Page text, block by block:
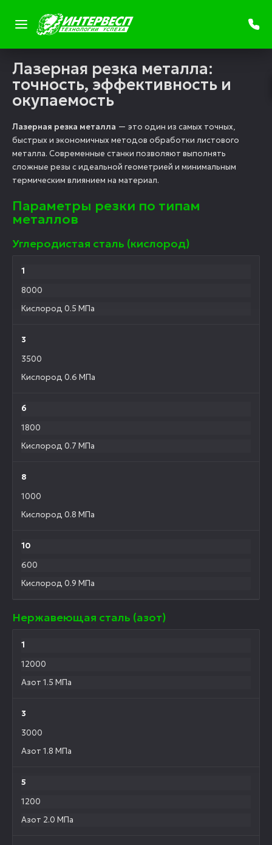
Лазерная резка металла:
точность, эффективность и
окупаемость
Лазерная резка металла — это один из самых точных,
быстрых и экономичных методов обработки листового
металла. Современные станки позволяют выполнять
сложные резы с идеальной геометрией и минимальным
термическим влиянием на материал.
Параметры резки по типам
металлов
Углеродистая сталь (кислород)
1
8000
Кислород 0.5 МПа
3
3500
Кислород 0.6 МПа
6
1800
Кислород 0.7 МПа
8
1000
Кислород 0.8 МПа
10
600
Кислород 0.9 МПа
Нержавеющая сталь (азот)
1
12000
Азот 1.5 МПа
3
3000
Азот 1.8 МПа
5
1200
Азот 2.0 МПа